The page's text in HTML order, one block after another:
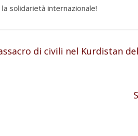
la solidarietà internazionale!
di civili nel Kurdistan